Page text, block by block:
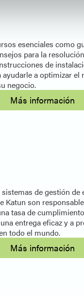
esenciales como
para la
de
ayudarle a optimizar el
negocio.
Más información
de gestión de
Katun son
tasa de
entrega eficaz y a
todo el mundo.
Más información